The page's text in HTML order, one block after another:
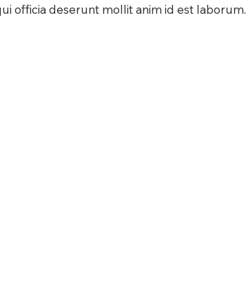
officia deserunt mollit anim id est laborum.